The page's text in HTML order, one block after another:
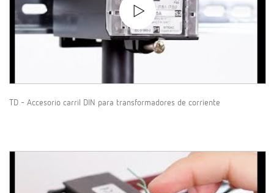
TD - Accesorio carril DIN para transformadores de corriente